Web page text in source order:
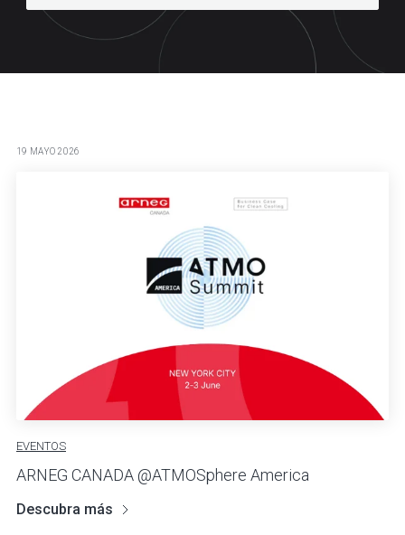
19 MAYO 2026
EVENTOS
ARNEG CANADA @ATMOSphere America
Descubra más